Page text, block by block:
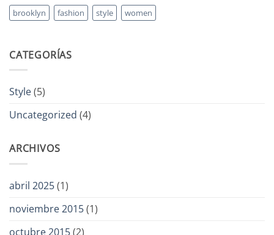
brooklyn fashion style women
CATEGORÍAS
Style(5)
Uncategorized (4)
ARCHIVOS
abril 2025(1)
noviembre 2015(1)
octubre 2015(2)